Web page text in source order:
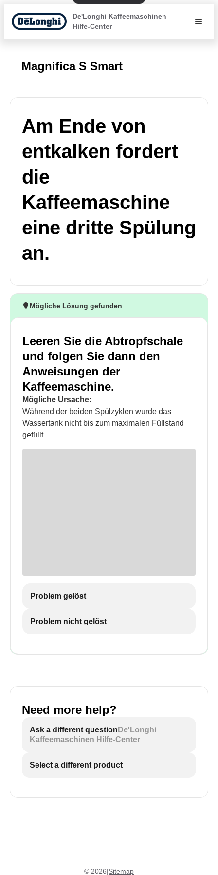
De'Longhi Kaffeemaschinen
Hilfe-Center
Magnifica S Smart
Am Ende von
entkalken fordert
die
Kaffeemaschine
eine dritte Spülung
an.
Mögliche Lösung gefunden
Leeren Sie die Abtropfschale
und folgen Sie dann den
Anweisungen der
Kaffeemaschine.
Mögliche Ursache:
Während der beiden Spülzyklen wurde das
Wassertank nicht bis zum maximalen Füllstand
gefüllt.
Problem gelöst
Problem nicht gelöst
Need more help?
Ask a different question De'Longhi
Kaffeemaschinen Hilfe-Center
Select a different product
© 2026|Sitemap